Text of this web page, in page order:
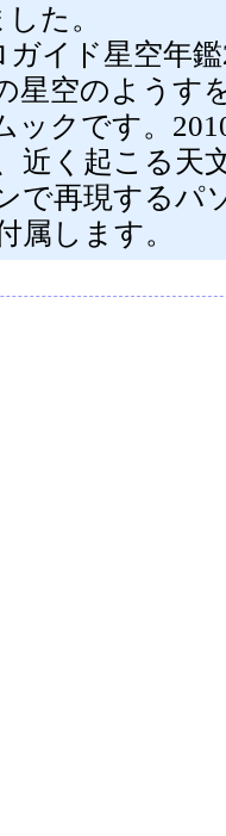
た。
ガイド星空年
星空のようす
ックです。
近く起こる天
で再現するパ
属します。